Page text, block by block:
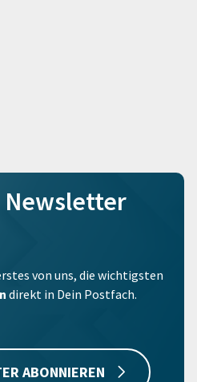
Newsletter
von uns, die wichtigsten
direkt in Dein Postfach.
ABONNIEREN